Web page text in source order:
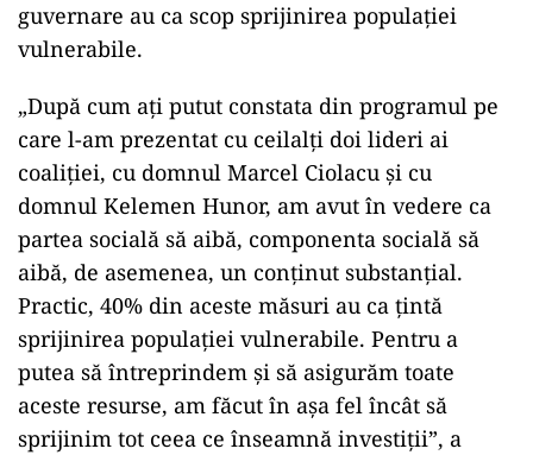
guvernare au ca scop sprijinirea populaţiei
vulnerabile.
„După cum aţi putut constata din programul pe
care l-am prezentat cu ceilalţi doi lideri ai
coaliţiei, cu domnul Marcel Ciolacu şi cu
domnul Kelemen Hunor, am avut în vedere ca
partea socială să aibă, componenta socială să
aibă, de asemenea, un conţinut substanţial.
Practic, 40% din aceste măsuri au ca ţintă
sprijinirea populaţiei vulnerabile. Pentru a
putea să întreprindem şi să asigurăm toate
aceste resurse, am făcut în aşa fel încât să
sprijinim tot ceea ce înseamnă investiţii”, a